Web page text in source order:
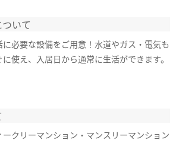
いて
に必要な設備をご用意！水道やガス・電気も
に使え、入居日から通常に生活ができます。
ークリーマンション・マンスリーマンション